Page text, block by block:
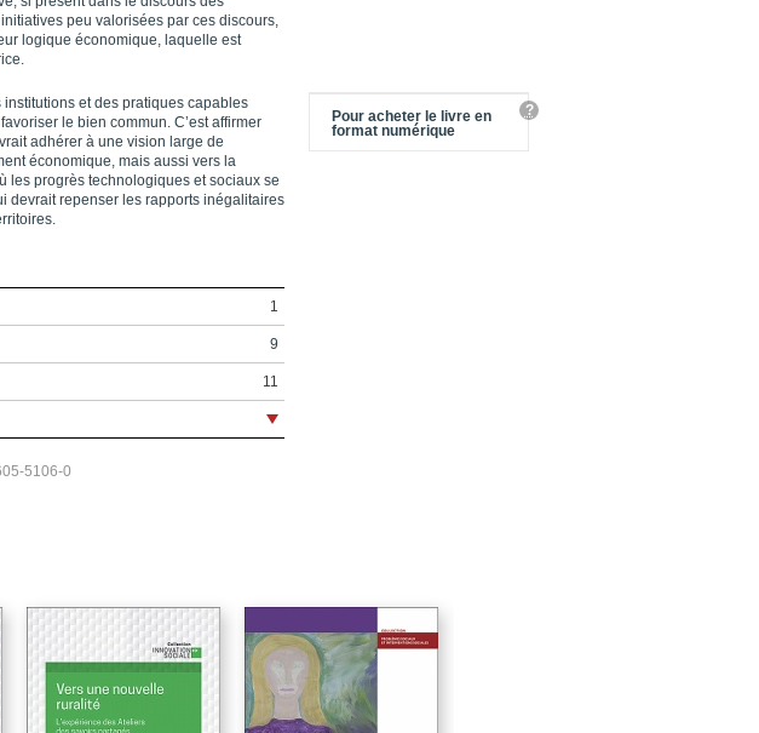
peu valorisées par ces discours,
logique économique, laquelle est
institutions et des pratiques capables
le bien commun. C’est affirmer
adhérer à une vision large de
économique, mais aussi vers la
les progrès technologiques et sociaux se
devrait repenser les rapports inégalitaires
1
9
11
23
de l’innovation sociale:
émancipation
de communs porteurs de
65
et méthodologies pour
75
5106-0
Pour acheter le livre en
format numérique
?